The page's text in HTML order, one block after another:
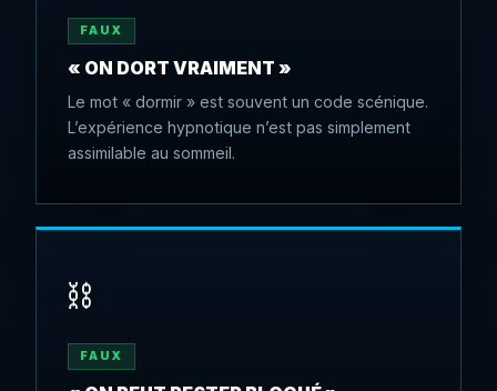
FAUX
« ON DORT VRAIMENT »
Le mot « dormir » est souvent un code scénique.
L’expérience hypnotique n’est pas simplement
assimilable au sommeil.
⛓️
FAUX